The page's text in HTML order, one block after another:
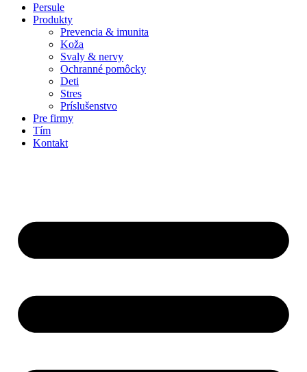
Persule
Produkty
Prevencia & imunita
Koža
Svaly & nervy
Ochranné pomôcky
Deti
Stres
Príslušenstvo
Pre firmy
Tím
Kontakt